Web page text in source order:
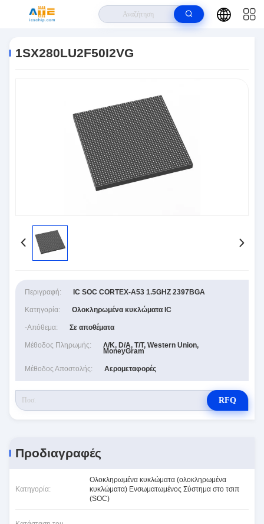
1SX280LU2F50I2VG
Περιγραφή: IC SOC CORTEX-A53 1.5GHZ 2397BGA
Κατηγορία: Ολοκληρωμένα κυκλώματα IC
-απόθεμα: Σε αποθέματα
Μέθοδος Πληρωμής: Λ/Κ, D/A, T/T, Western Union,
MoneyGram
Μέθοδος Αποστολής: Αερομεταφορές
RFQ
Προδιαγραφές
Κατηγορία:
Ολοκληρωμένα κυκλώματα (ολοκληρωμένα
κυκλώματα) Ενσωματωμένος Σύστημα στο τσιπ
(SOC)